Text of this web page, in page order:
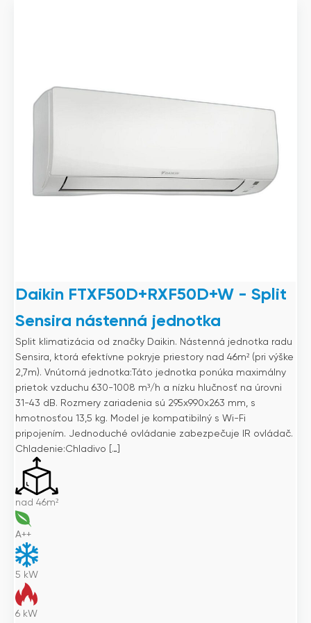
Daikin FTXF50D+RXF50D+W - Split
Sensira nástenná jednotka
Split klimatizácia od značky Daikin. Nástenná jednotka radu
Sensira, ktorá efektívne pokryje priestory nad 46m² (pri výške
2,7m). Vnútorná jednotka:Táto jednotka ponúka maximálny
prietok vzduchu 630-1008 m³/h a nízku hlučnosť na úrovni
31-43 dB. Rozmery zariadenia sú 295x990x263 mm, s
hmotnosťou 13,5 kg. Model je kompatibilný s Wi-Fi
pripojením. Jednoduché ovládanie zabezpečuje IR ovládač.
Chladenie:Chladivo […]
nad 46m²
A++
5 kW
6 kW